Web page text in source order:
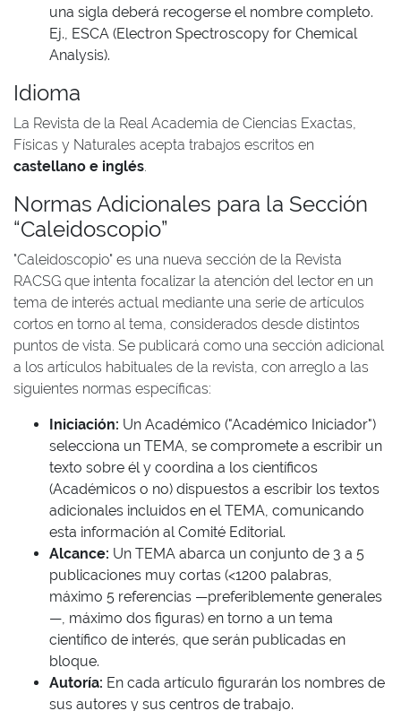
una sigla deberá recogerse el nombre completo.
Ej., ESCA (Electron Spectroscopy for Chemical
Analysis).
Idioma
La Revista de la Real Academia de Ciencias Exactas,
Físicas y Naturales acepta trabajos escritos en
castellano e inglés.
Normas Adicionales para la Sección
“Caleidoscopio”
"Caleidoscopio" es una nueva sección de la Revista
RACSG que intenta focalizar la atención del lector en un
tema de interés actual mediante una serie de artículos
cortos en torno al tema, considerados desde distintos
puntos de vista. Se publicará como una sección adicional
a los artículos habituales de la revista, con arreglo a las
siguientes normas específicas:
Iniciación: Un Académico ("Académico Iniciador")
selecciona un TEMA, se compromete a escribir un
texto sobre él y coordina a los científicos
(Académicos o no) dispuestos a escribir los textos
adicionales incluidos en el TEMA, comunicando
esta información al Comité Editorial.
Alcance: Un TEMA abarca un conjunto de 3 a 5
publicaciones muy cortas (<1200 palabras,
máximo 5 referencias —preferiblemente generales
—, máximo dos figuras) en torno a un tema
científico de interés, que serán publicadas en
bloque.
Autoría: En cada artículo figurarán los nombres de
sus autores y sus centros de trabajo.